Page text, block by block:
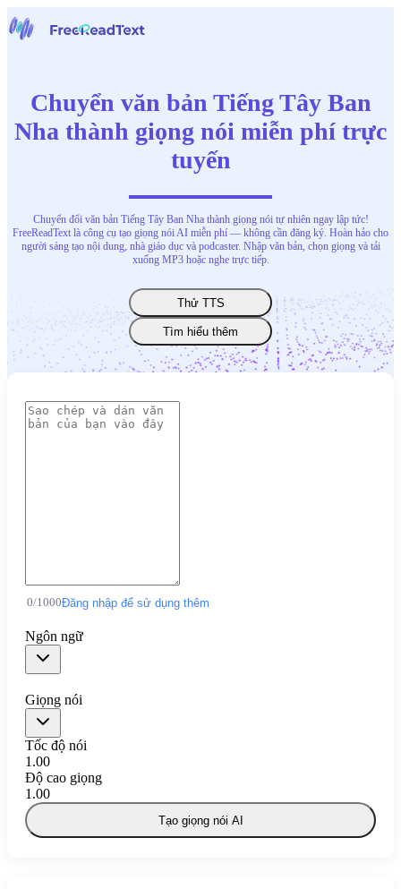
Công cụ
Tin tức
Bảng giá
Tiếng Việt
Chuyển văn bản Tiếng Tây Ban
Nha thành giọng nói miễn phí trực
tuyến
Chuyển đổi văn bản Tiếng Tây Ban Nha thành giọng nói tự nhiên ngay lập tức!
FreeReadText là công cụ tạo giọng nói AI miễn phí — không cần đăng ký. Hoàn hảo cho
người sáng tạo nội dung, nhà giáo dục và podcaster. Nhập văn bản, chọn giọng và tải
xuống MP3 hoặc nghe trực tiếp.
Thử TTS
Tìm hiểu thêm
0/1000Đăng nhập để sử dụng thêm
Ngôn ngữ
Giọng nói
Tốc độ nói
1.00
Độ cao giọng
1.00
Tạo giọng nói AI